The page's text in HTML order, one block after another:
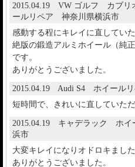
2015.04.19 VW ゴルフ カブ
ールリペア 神奈川県横浜市
感動する程にキレイに直していた
絶版の鍛造アルミホイール（純
です。
ありがとうございました。
2015.04.19 Audi S4 ホイール
短時間で、きれいに直していた
2015.04.19 キャデラック ホ
浜市
大変キレイになりオドロキました
ありがとうございました。